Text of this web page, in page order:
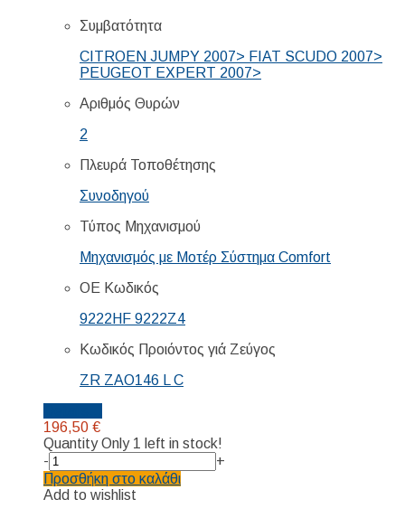
Συμβατότητα
CITROEN JUMPY 2007> FIAT SCUDO 2007>
PEUGEOT EXPERT 2007>
Αριθμός Θυρών
2
Πλευρά Τοποθέτησης
Συνοδηγού
Τύπος Μηχανισμού
Μηχανισμός με Μοτέρ Σύστημα Comfort
ΟΕ Κωδικός
9222HF 9222Z4
Κωδικός Προιόντος γιά Ζεύγος
ZR ZAO146 L C
196,50 €
QuantityOnly 1 left in stock!
-
+
Προσθήκη στο καλάθι
Add to wishlist